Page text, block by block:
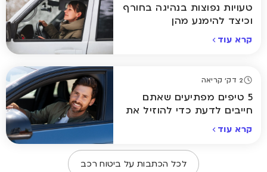
טעויות נפוצות בנהיגה בחורף
וכיצד להימנע מהן
קרא עוד
2 דק' קריאה
5 טיפים מפתיעים שאתם
חייבים לדעת כדי להוזיל את
קרא עוד
לכל הכתבות על ביטוח רכב